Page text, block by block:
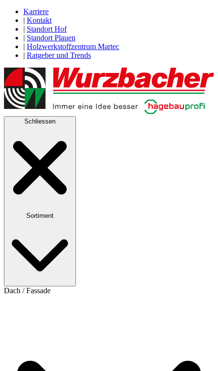
Karriere
| Kontakt
| Standort Hof
| Standort Plauen
| Holzwerkstoffzentrum Martec
| Ratgeber und Trends
Schliessen
Sortiment
Dach / Fassade